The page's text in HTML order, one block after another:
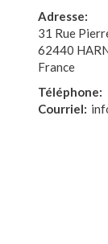
Adresse:
31 Rue
62440
France
Téléphone:
Courriel: